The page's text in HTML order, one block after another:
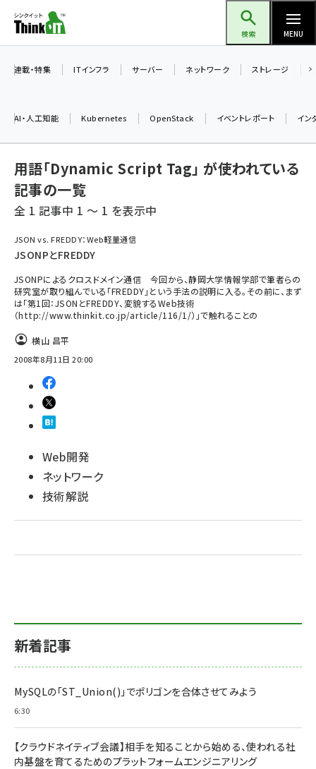
ン
ツ
検索 MENU
加藤銘のチーム貢献～仲間と築いた勝利の絆～ (2308)
iot女子会 (2273)
北海道をのんびり旅する晴山佳須夫のヒント集！ (2025)
drupal (1947)
genai (1477)
abc123 (1352)
ai crunch (1348)
連載・特集 ITインフラ サーバー ネットワーク ストレージ
AI・人工知能 Kubernetes OpenStack イベントレポート イン
用語「Dynamic Script Tag」 が使われている
記事の一覧
全 1 記事中 1 ～ 1 を表示中
JSON vs. FREDDY：Web軽量通信
JSONPとFREDDY
JSONPによるクロスドメイン通信 今回から、静岡大学情報学部で筆者らの
研究室が取り組んでいる「FREDDY」という手法の説明に入る。その前に、まず
は「第1回：JSONとFREDDY、変貌するWeb技術
（http://www.thinkit.co.jp/article/116/1/）」で触れることの
横山 昌平
2008年8月11日 20:00
Web開発
ネットワーク
技術解説
新着記事
MySQLの「ST_Union()」でポリゴンを合体させてみよう
6:30
【クラウドネイティブ会議】相手を知ることから始める、使われる社
内基盤を育てるためのプラットフォームエンジニアリング